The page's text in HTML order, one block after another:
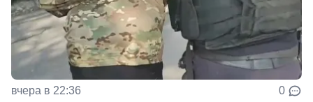
вчера в 22:36 0